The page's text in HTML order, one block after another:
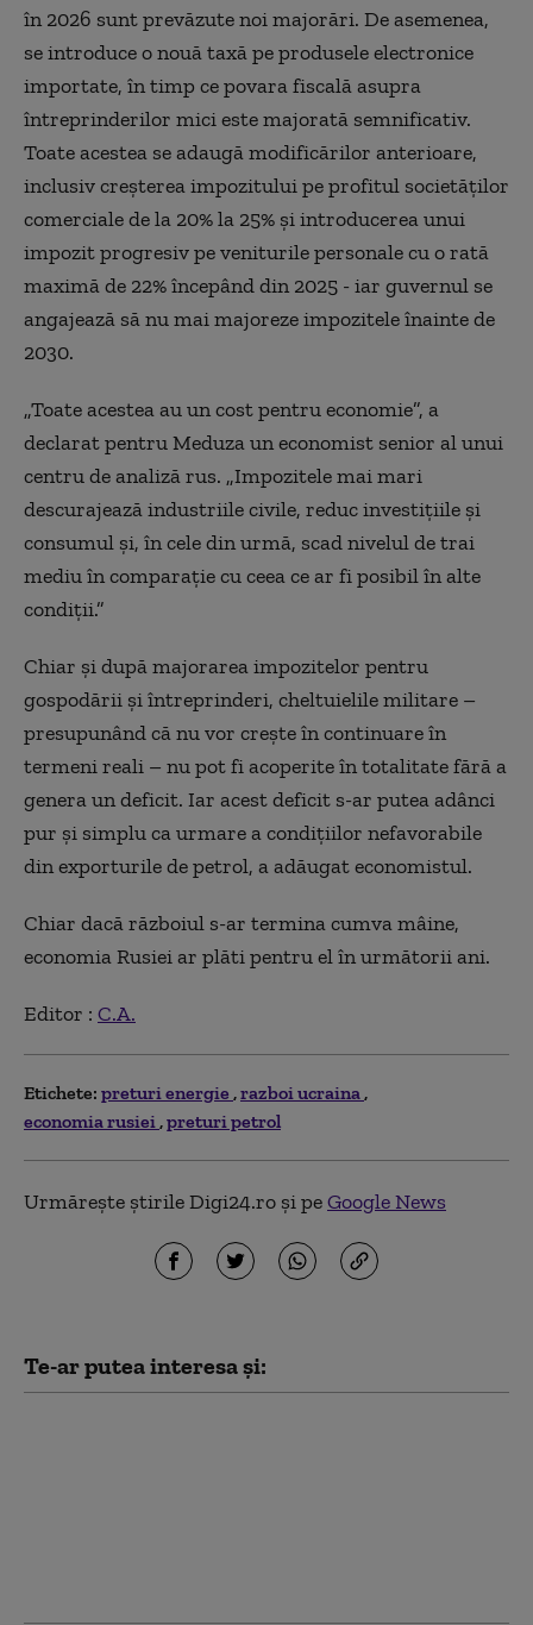
în 2026 sunt prevăzute noi majorări. De asemenea,
se introduce o nouă taxă pe produsele electronice
importate, în timp ce povara fiscală asupra
întreprinderilor mici este majorată semnificativ.
Toate acestea se adaugă modificărilor anterioare,
inclusiv creșterea impozitului pe profitul societăților
comerciale de la 20% la 25% și introducerea unui
impozit progresiv pe veniturile personale cu o rată
maximă de 22% începând din 2025 - iar guvernul se
angajează să nu mai majoreze impozitele înainte de
2030.
„Toate acestea au un cost pentru economie”, a
declarat pentru Meduza un economist senior al unui
centru de analiză rus. „Impozitele mai mari
descurajează industriile civile, reduc investițiile și
consumul și, în cele din urmă, scad nivelul de trai
mediu în comparație cu ceea ce ar fi posibil în alte
condiții.”
Chiar și după majorarea impozitelor pentru
gospodării și întreprinderi, cheltuielile militare –
presupunând că nu vor crește în continuare în
termeni reali – nu pot fi acoperite în totalitate fără a
genera un deficit. Iar acest deficit s-ar putea adânci
pur și simplu ca urmare a condițiilor nefavorabile
din exporturile de petrol, a adăugat economistul.
Chiar dacă războiul s-ar termina cumva mâine,
economia Rusiei ar plăti pentru el în următorii ani.
Editor : C.A.
Etichete: preturi energie razboi ucraina
economia rusiei preturi petrol
Urmărește știrile Digi24.ro și peGoogle News
Te-ar putea interesa și: